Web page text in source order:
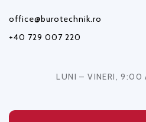
office@burotechnik.ro
+40 729 007 220
LUNI – VINERI, 9:00